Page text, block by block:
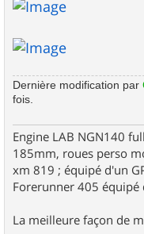
Dernière modification par
fois.
Engine LAB NGN140
185mm, roues perso
xm 819 ; équipé d'un
Forerunner 405
La meilleure façon de